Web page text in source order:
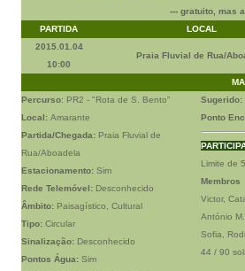
--- gratuito, mas
PARTIDA
LOCAL
2015.01.04
10:00
Praia Fluvial de Rua/
Percurso: PR2 - "Rota de S. Bento"
Local: Amarante
Partida/Chegada: Praia Fluvial de
Rua/Aboadela
Estacionamento: Sim
Rede Telemóvel: Desconhecido
Âmbito: Paisagístico, Cultural
Tipo: Circular
Sinalização: Desconhecido
Pontos Água: Sim
Sugerido:
Ponto
Limite de
Membros
Victor,
António
Sofia,
44 / 90